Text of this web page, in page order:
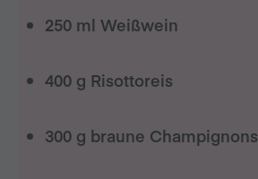
250 ml Weißwein
400 g Risottoreis
300 g braune Champignons